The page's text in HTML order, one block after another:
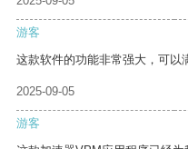
游客
这款软件的功能非常强大，可以
2025-09-05
游客